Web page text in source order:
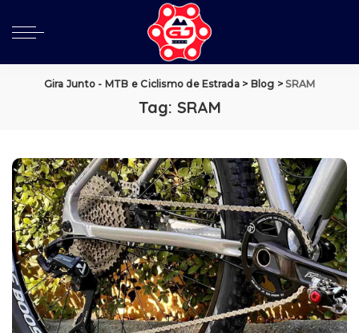
Gira Junto - MTB e Ciclismo de Estrada> Blog >SRAM
Tag: SRAM